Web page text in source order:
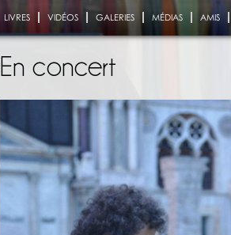
En concert
LIVRES VIDÉOS GALERIES MÉDIAS AMIS